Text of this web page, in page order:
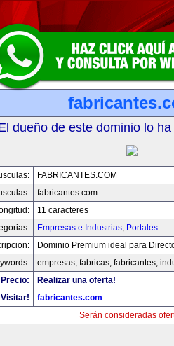
dueño de este dominio lo
FABRICANTES.COM
fabricantes.com
11 caracteres
Empresas e Industrias, Portales
Dominio Premium ideal para
empresas, fabricas, fabricantes,
Precio:
Realizar una oferta!
Visitar!
fabricantes.com
Serán consideradas